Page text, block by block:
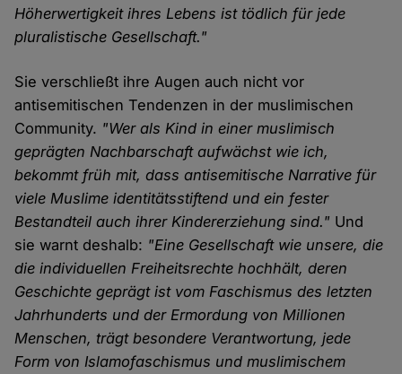
Höherwertigkeit ihres Lebens ist tödlich für jede
pluralistische Gesellschaft."
Sie verschließt ihre Augen auch nicht vor
antisemitischen Tendenzen in der muslimischen
Community. "Wer als Kind in einer muslimisch
geprägten Nachbarschaft aufwächst wie ich,
bekommt früh mit, dass antisemitische Narrative für
viele Muslime identitätsstiftend und ein fester
Bestandteil auch ihrer Kindererziehung sind." Und
sie warnt deshalb: "Eine Gesellschaft wie unsere, die
die individuellen Freiheitsrechte hochhält, deren
Geschichte geprägt ist vom Faschismus des letzten
Jahrhunderts und der Ermordung von Millionen
Menschen, trägt besondere Verantwortung, jede
Form von Islamofaschismus und muslimischem